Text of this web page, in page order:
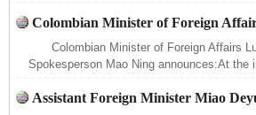
Colombian Minister of Foreign
Colombian Minister of Foreign Affairs
Spokesperson Mao Ning announces:At the
Assistant Foreign Minister Miao